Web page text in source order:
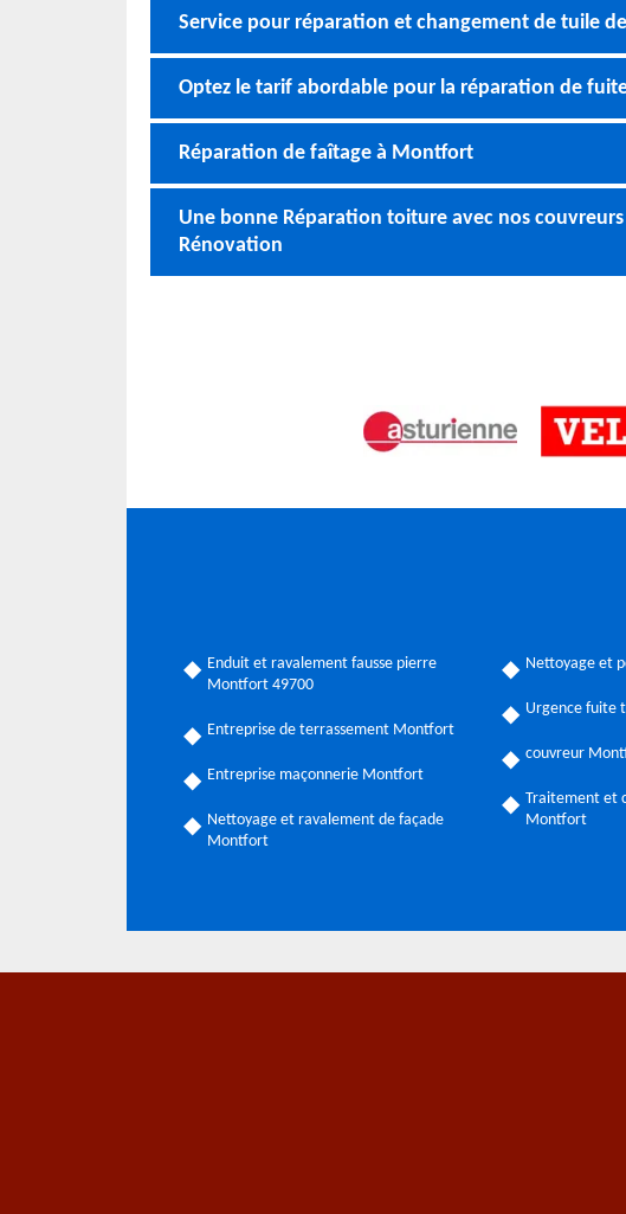
Service pour réparation et changement de tuile
Optez le tarif abordable pour la réparation de
Réparation de faîtage à Montfort
Une bonne Réparation toiture avec nos
Rénovation
Enduit et ravalement fausse pierre
Montfort 49700
Entreprise de terrassement Montfort
Entreprise maçonnerie Montfort
Nettoyage et ravalement de façade
Montfort
Nettoyage et
Urgence fuite
couvreur
Traitement et
Montfort